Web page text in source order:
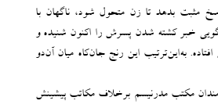
مثبت بدهد تا زن متحول شود، ناگهان با
خبر کشته شدن پسرش را اکنون شنیده و
به‌این‌‌ترتیب این رنج جان‌‌کاه میان آن‌دو
مکتب مدرنیسم برخلاف مکاتب پیشینش